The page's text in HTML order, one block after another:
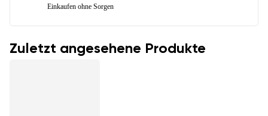
Einkaufen ohne Sorgen
Zuletzt angesehene Produkte